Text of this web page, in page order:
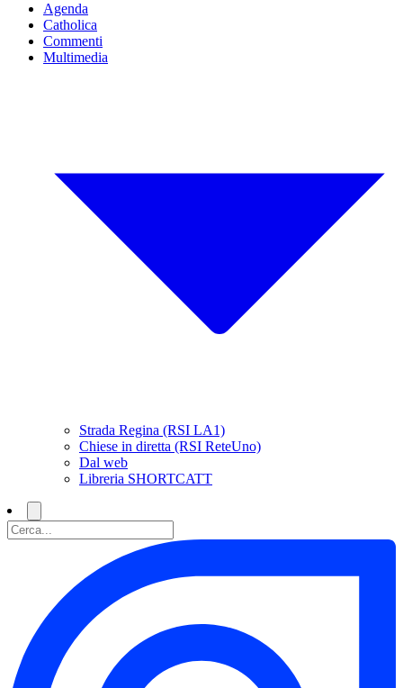
Agenda
Catholica
Commenti
Multimedia
Strada Regina (RSI LA1)
Chiese in diretta (RSI ReteUno)
Dal web
Libreria SHORTCATT